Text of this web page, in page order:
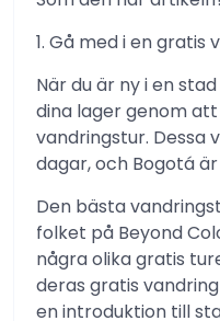
1. Gå med i en gratis
När du är ny i en
dina lager genom
vandringstur. Dessa
dagar, och Bogotá
Den bästa
folket på Beyond
några olika gratis
deras gratis
en introduktion till